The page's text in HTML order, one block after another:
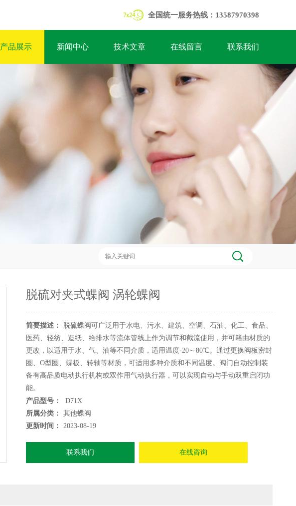
全国统一服务热线：13587970398
产品展示 新闻中心 技术文章 在线留言 联系我们
脱硫对夹式蝶阀 涡轮蝶阀
简要描述：
脱硫蝶阀可广泛用于水电、污水、建筑、空调、石油、化工、食品、
医药、轻纺、造纸、给排水等流体管线上作为调节和截流使用，并可籍由材质的
更改，以适用于水、气、油等不同介质，适用温度-20～80℃。通过更换阀板密封
圈、O型圈、蝶板、转轴等材质，可适用多种介质和不同温度。阀门自动控制装
备有高品质电动执行机构或双作用气动执行器，可以实现自动与手动双重启闭功
能。
产品型号：
D71X
所属分类：
其他蝶阀
更新时间：
2023-08-19
联系我们 在线咨询